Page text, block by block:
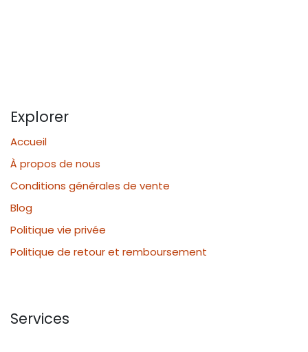
Explorer
Accueil
À propos de nous
Conditions générales de vente
Blog
Politique vie privée
Politique de retour et remboursement
Services